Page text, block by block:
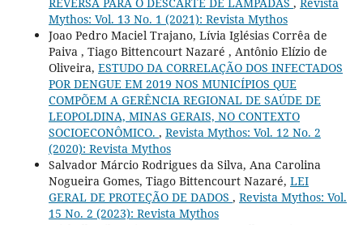
REVERSA PARA O DESCARTE DE LÂMPADAS , Revista
Mythos: Vol. 13 No. 1 (2021): Revista Mythos
Joao Pedro Maciel Trajano, Lívia Iglésias Corrêa de
Paiva , Tiago Bittencourt Nazaré , Antônio Elízio de
Oliveira, ESTUDO DA CORRELAÇÃO DOS INFECTADOS
POR DENGUE EM 2019 NOS MUNICÍPIOS QUE
COMPÕEM A GERÊNCIA REGIONAL DE SAÚDE DE
LEOPOLDINA, MINAS GERAIS, NO CONTEXTO
SOCIOECONÔMICO. , Revista Mythos: Vol. 12 No. 2
(2020): Revista Mythos
Salvador Márcio Rodrigues da Silva, Ana Carolina
Nogueira Gomes, Tiago Bittencourt Nazaré, LEI
GERAL DE PROTEÇÃO DE DADOS , Revista Mythos: Vol.
15 No. 2 (2023): Revista Mythos